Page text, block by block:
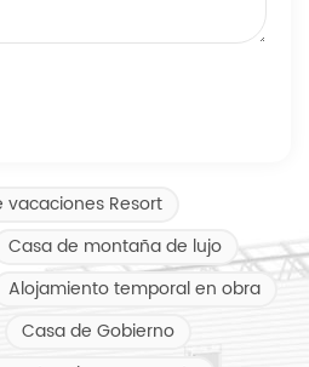
vacaciones Resort
Casa de montaña de lujo
Alojamiento temporal en obra
Casa de Gobierno